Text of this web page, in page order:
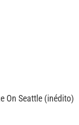
On Seattle (inédito)